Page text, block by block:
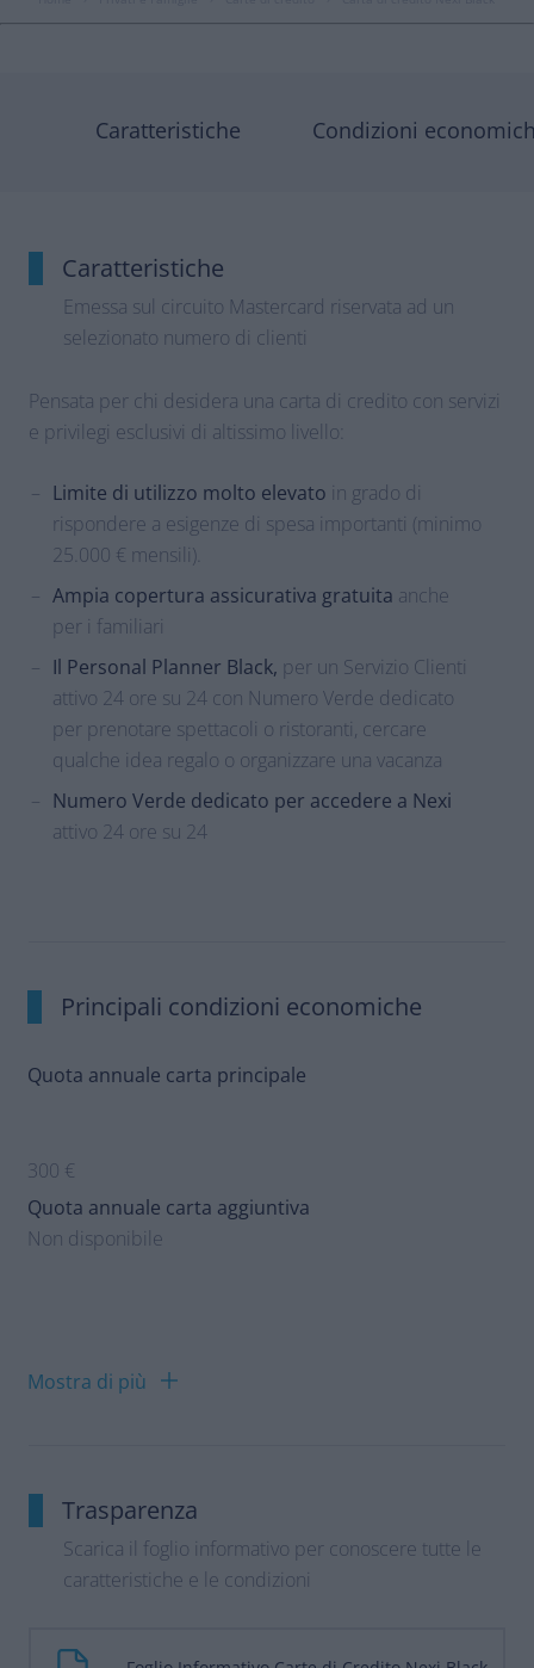
Caratteristiche Condizioni
Caratteristiche
Emessa sul circuito Mastercard riservata ad un
selezionato numero di clienti
Pensata per chi desidera una carta di credito con servizi
e privilegi esclusivi di altissimo livello:
Limite di utilizzo molto elevato in grado di
rispondere a esigenze di spesa importanti (minimo
25.000 € mensili).
Ampia copertura assicurativa gratuita anche
per i familiari
Il Personal Planner Black, per un Servizio Clienti
attivo 24 ore su 24 con Numero Verde dedicato
per prenotare spettacoli o ristoranti, cercare
qualche idea regalo o organizzare una vacanza
Numero Verde dedicato per accedere a Nexi
attivo 24 ore su 24
Principali condizioni economiche
Quota annuale carta principale
300 €
Quota annuale carta aggiuntiva
Non disponibile
Mostra di più
Trasparenza
Scarica il foglio informativo per conoscere tutte le
caratteristiche e le condizioni